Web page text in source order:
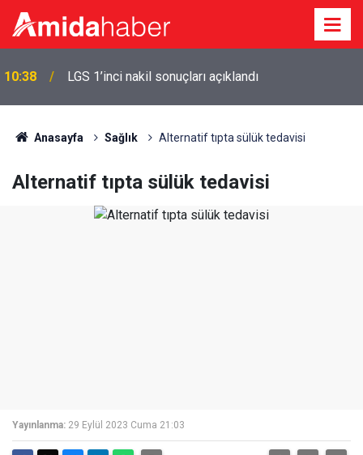
10:14
yaşatıyor
Anasayfa Sağlık Alternatif tıpta sülük tedavisi
Alternatif tıpta sülük tedavisi
Yayınlanma: 29 Eylül 2023 Cuma 21:03